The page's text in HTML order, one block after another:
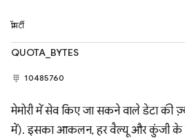
प्रॉपर्टी
QUOTA_BYTES
10485760
मेमोरी में सेव किए जा सकने वाले डेटा की
में). इसका आकलन, हर वैल्यू और कुंजी के